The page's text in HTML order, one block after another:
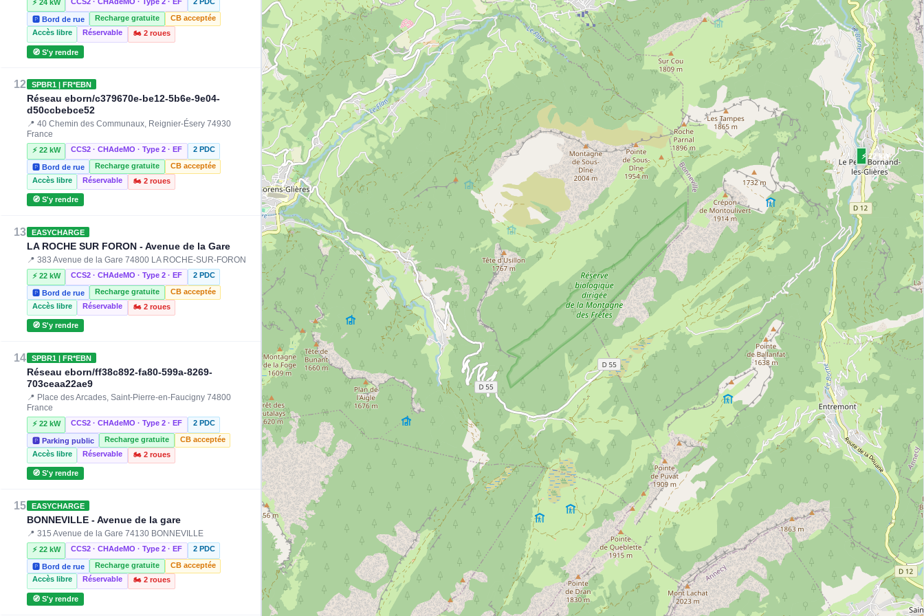
⚡ 24 kW
🅿️ Bord de rue Recharge gratuite
CB acceptée
Accès libre
Réservable 🏍️ 2 roues
🧭 S'y rendre
12 SPBR1 | FR*EBN
Réseau eborn/c379670e-be12-5b6e-9e04-
d50ccbebce52
📍 40 Chemin des Communaux, Reignier-Ésery 74930
France
⚡ 22 kW CCS2 · CHAdeMO · Type 2 · EF 2 PDC
🅿️ Bord de rue Recharge gratuite
CB acceptée
Accès libre
Réservable 🏍️ 2 roues
🧭 S'y rendre
13 EASYCHARGE
LA ROCHE SUR FORON - Avenue de la Gare
📍 383 Avenue de la Gare 74800 LA ROCHE-SUR-FORON
⚡ 22 kW CCS2 · CHAdeMO · Type 2 · EF 2 PDC
🅿️ Bord de rue Recharge gratuite
CB acceptée
Accès libre
Réservable 🏍️ 2 roues
🧭 S'y rendre
14 SPBR1 | FR*EBN
Réseau eborn/ff38c892-fa80-599a-8269-
703ceaa22ae9
📍 Place des Arcades, Saint-Pierre-en-Faucigny 74800
France
⚡ 22 kW CCS2 · CHAdeMO · Type 2 · EF 2 PDC
🅿️ Parking public Recharge gratuite
CB acceptée
Accès libre
Réservable 🏍️ 2 roues
🧭 S'y rendre
15 EASYCHARGE
BONNEVILLE - Avenue de la gare
📍 315 Avenue de la Gare 74130 BONNEVILLE
⚡ 22 kW CCS2 · CHAdeMO · Type 2 · EF 2 PDC
🅿️ Bord de rue Recharge gratuite
CB acceptée
Accès libre
Réservable 🏍️ 2 roues
🧭 S'y rendre
⚡ 22 kW